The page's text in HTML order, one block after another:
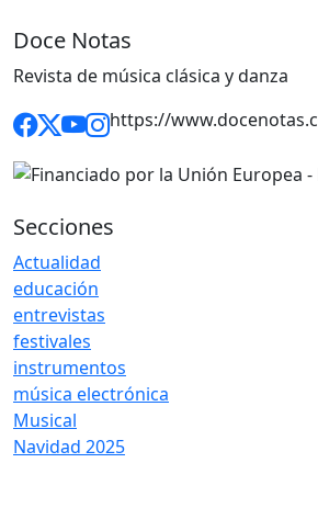
Doce Notas
Revista de música clásica y danza
https://
Secciones
Actualidad
educación
entrevistas
festivales
instrumentos
música electrónica
Musical
Navidad 2025